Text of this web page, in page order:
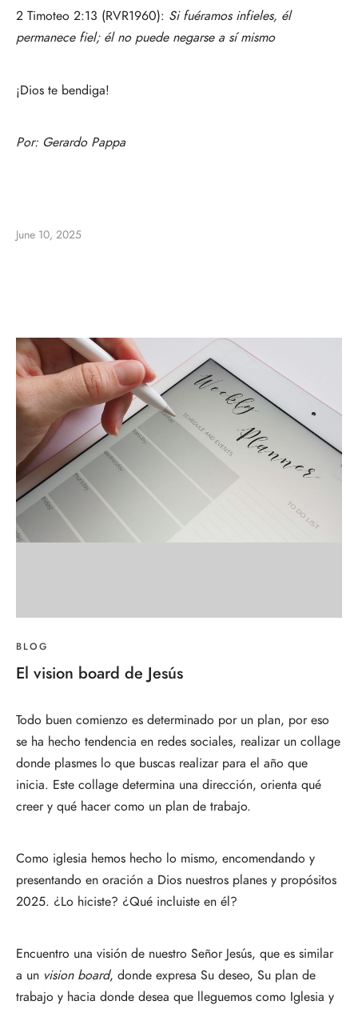
2 Timoteo 2:13 (RVR1960): Si fuéramos infieles, él
permanece fiel; él no puede negarse a sí mismo
¡Dios te bendiga!
Por: Gerardo Pappa
June 10, 2025
BLOG
El vision board de Jesús
Todo buen comienzo es determinado por un plan, por eso
se ha hecho tendencia en redes sociales, realizar un collage
donde plasmes lo que buscas realizar para el año que
inicia. Este collage determina una dirección, orienta qué
creer y qué hacer como un plan de trabajo.
Como iglesia hemos hecho lo mismo, encomendando y
presentando en oración a Dios nuestros planes y propósitos
2025. ¿Lo hiciste? ¿Qué incluiste en él?
Encuentro una visión de nuestro Señor Jesús, que es similar
a un vision board, donde expresa Su deseo, Su plan de
trabajo y hacia donde desea que lleguemos como Iglesia y